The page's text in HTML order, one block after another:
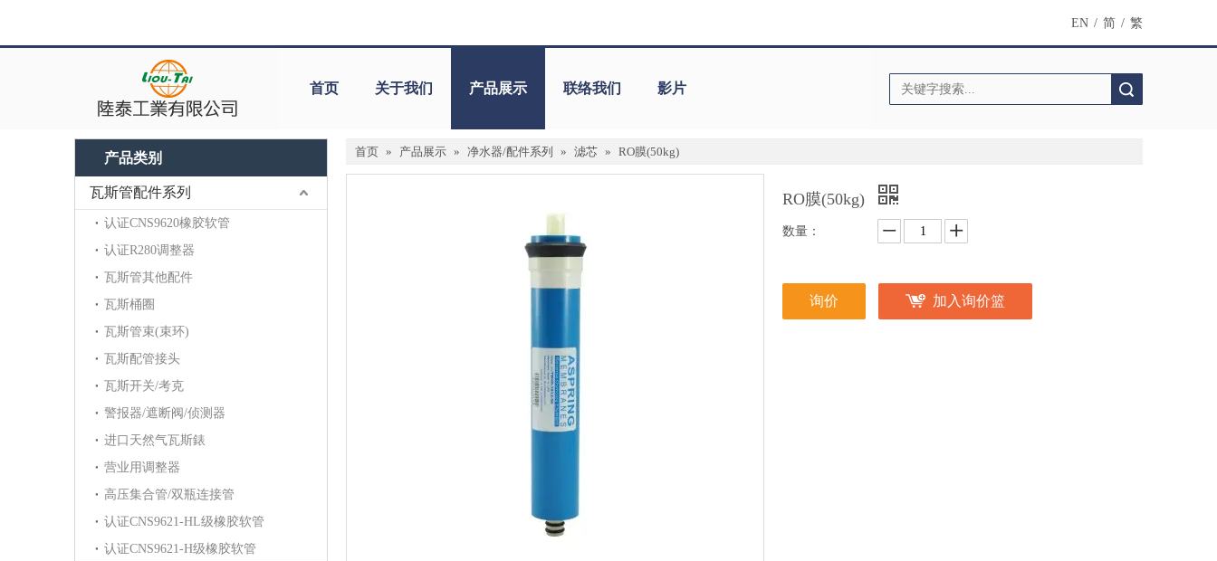
EN / 简 / 繁
首页 关于我们 产品展示 联络我们 影片
产品类别
瓦斯管配件系列
认证CNS9620橡胶软管
认证R280调整器
瓦斯管其他配件
瓦斯桶圈
瓦斯管束(束环)
瓦斯配管接头
瓦斯开关/考克
警报器/遮断阀/侦测器
进口天然气瓦斯錶
营业用调整器
高压集合管/双瓶连接管
认证CNS9621-HL级橡胶软管
认证CNS9621-H级橡胶软管
首页 » 产品展示 » 净水器/配件系列 » 滤芯 » RO膜(50kg)
RO膜(50kg)
数量：
询价 加入询价篮